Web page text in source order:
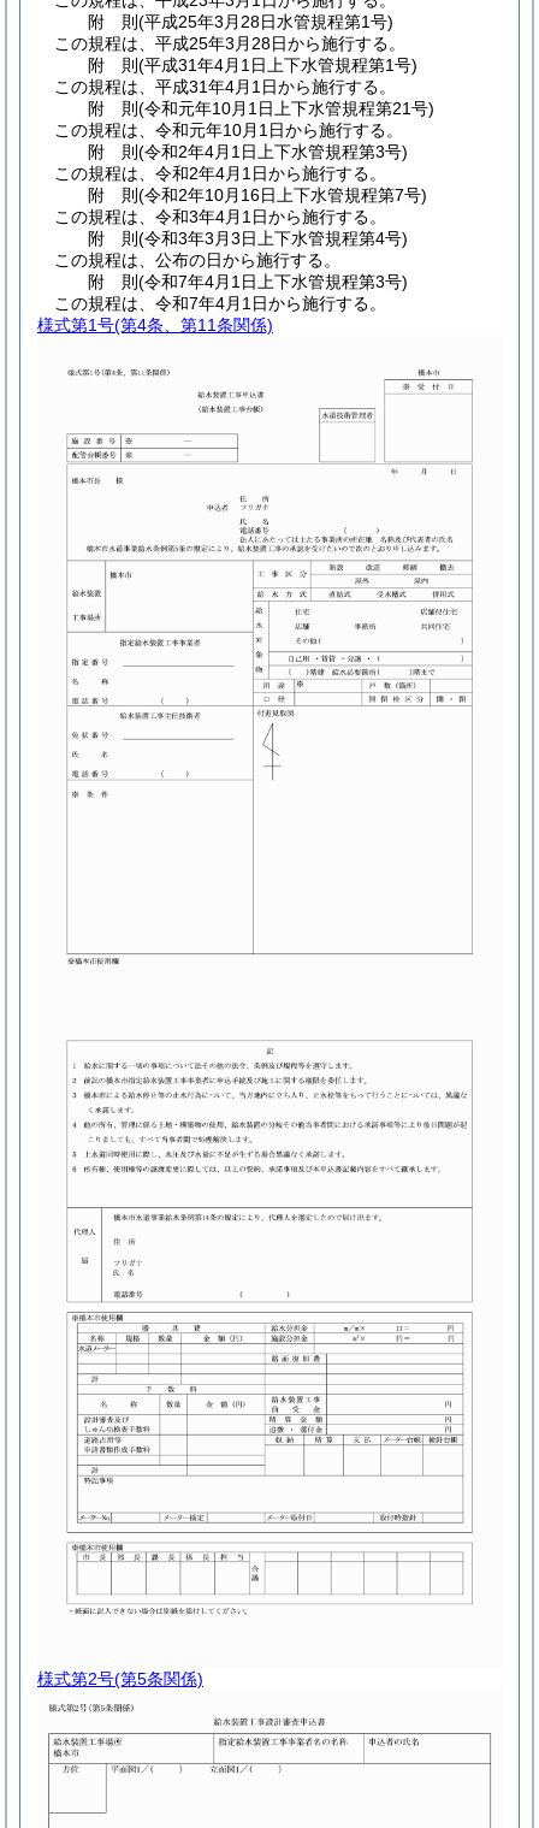
附 則(平成25年3月28日水管規程第1号)
この規程は、平成25年3月28日から施行する。
附 則(平成31年4月1日 上下水管規程第1号)
この規程は、平成31年4月1日から施行する。
附 則(令和元年10月1日 上下水管規程第21号)
この規程は、令和元年10月1日から施行する。
附 則(令和2年4月1日 上下水管規程第3号)
この規程は、令和2年4月1日から施行する。
附 則(令和2年10月16日 上下水管規程第7号)
この規程は、令和3年4月1日から施行する。
附 則(令和3年3月3日 上下水管規程第4号)
この規程は、公布の日から施行する。
附 則(令和7年4月1日 上下水管規程第3号)
この規程は、令和7年4月1日から施行する。
様式第1号(第4条、第11条関係)
様式第2号(第5条関係)